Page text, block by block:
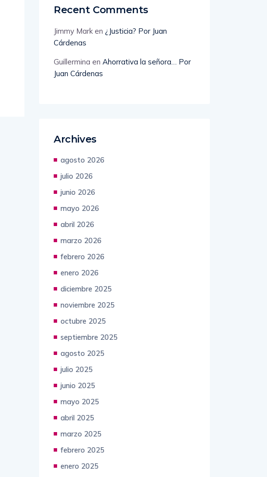
Recent Comments
Jimmy Mark en ¿Justicia? Por Juan
Cárdenas
Guillermina en Ahorrativa la señora… Por
Juan Cárdenas
Archives
agosto 2026
julio 2026
junio 2026
mayo 2026
abril 2026
marzo 2026
febrero 2026
enero 2026
diciembre 2025
noviembre 2025
octubre 2025
septiembre 2025
agosto 2025
julio 2025
junio 2025
mayo 2025
abril 2025
marzo 2025
febrero 2025
enero 2025